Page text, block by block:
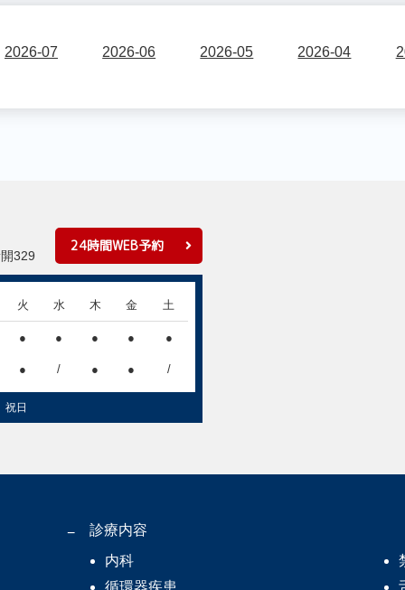
2026-07 2026-06 2026-05 2026-04
329
24時間WEB予約
火 水 木 金 土
● ● ● ● ●
● / ● ● /
祝日
診療内容
内科